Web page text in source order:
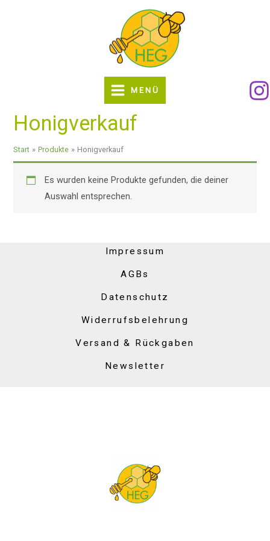
MENÜ
Honigverkauf
Start Produkte Honigverkauf
Es wurden keine Produkte gefunden, die deiner
Auswahl entsprechen.
Impressum
AGBs
Datenschutz
Widerrufsbelehrung
Versand & Rückgaben
Newsletter